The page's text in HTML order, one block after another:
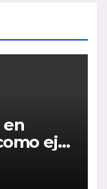
en
eje
y la